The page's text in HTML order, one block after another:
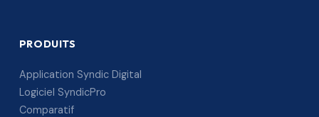
PRODUITS
Application Syndic Digital
Logiciel SyndicPro
Comparatif